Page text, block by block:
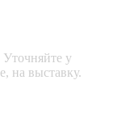
у
на выставку.